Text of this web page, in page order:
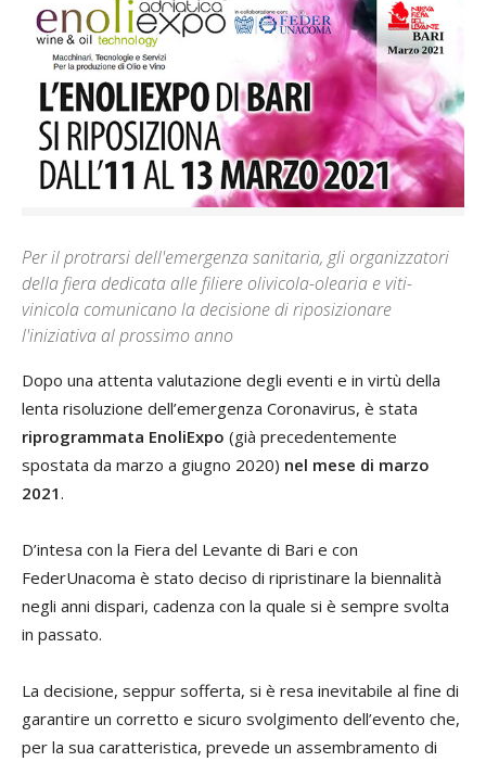
Per il protrarsi dell'emergenza sanitaria, gli organizzatori
della fiera dedicata alle filiere olivicola-olearia e viti-
vinicola comunicano la decisione di riposizionare
l'iniziativa al prossimo anno
Dopo una attenta valutazione degli eventi e in virtù della
lenta risoluzione dell’emergenza Coronavirus, è stata
riprogrammata EnoliExpo (già precedentemente
spostata da marzo a giugno 2020) nel mese di marzo
2021 .
D’intesa con la Fiera del Levante di Bari e con
FederUnacoma è stato deciso di ripristinare la biennalità
negli anni dispari, cadenza con la quale si è sempre svolta
in passato.
La decisione, seppur sofferta, si è resa inevitabile al fine di
garantire un corretto e sicuro svolgimento dell’evento che,
per la sua caratteristica, prevede un assembramento di